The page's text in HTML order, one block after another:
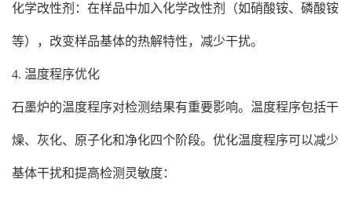
化学改性剂：在样品中加入化学改性剂（如硝酸铵、磷酸铵
等），改变样品基体的热解特性，减少干扰。
4. 温度程序优化
石墨炉的温度程序对检测结果有重要影响。温度程序包括干
燥、灰化、原子化和净化四个阶段。优化温度程序可以减少
基体干扰和提高检测灵敏度：